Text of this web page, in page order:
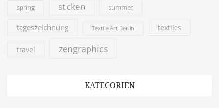
spring sticken summer
tageszeichnung Textile Art Berlin textiles
travel zengraphics
KATEGORIEN